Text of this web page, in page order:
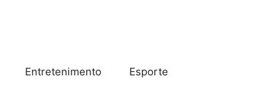
Entretenimento Esporte